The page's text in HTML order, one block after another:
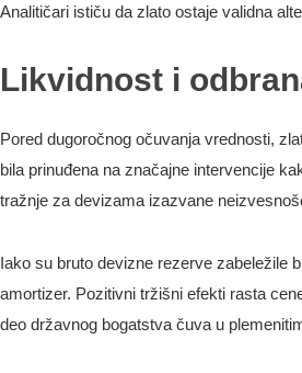
Analitičari ističu da zlato ostaje validna
Likvidnost i
Pored dugoročnog očuvanja vrednosti,
bila prinuđena na značajne intervencije
tražnje za devizama izazvane
Iako su bruto devizne rezerve zabeležile
amortizer. Pozitivni tržišni efekti rasta
deo državnog bogatstva čuva u